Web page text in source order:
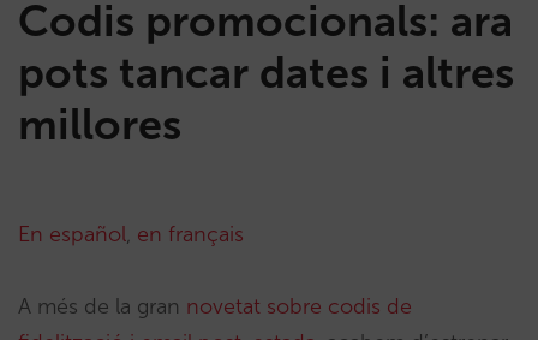
Codis promocionals: ara
pots tancar dates i altres
millores
En español, en français
A més de la gran novetat sobre codis de